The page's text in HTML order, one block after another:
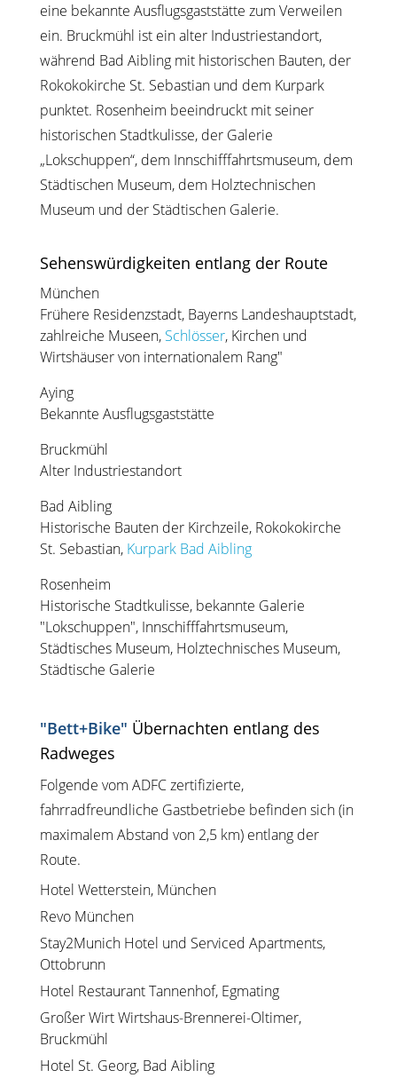
eine bekannte Ausflugsgaststätte zum Verweilen
ein. Bruckmühl ist ein alter Industriestandort,
während Bad Aibling mit historischen Bauten, der
Rokokokirche St. Sebastian und dem Kurpark
punktet. Rosenheim beeindruckt mit seiner
historischen Stadtkulisse, der Galerie
„Lokschuppen“, dem Innschifffahrtsmuseum, dem
Städtischen Museum, dem Holztechnischen
Museum und der Städtischen Galerie.
Sehenswürdigkeiten entlang der Route
München
Frühere Residenzstadt, Bayerns Landeshauptstadt,
zahlreiche Museen, Schlösser, Kirchen und
Wirtshäuser von internationalem Rang"
Aying
Bekannte Ausflugsgaststätte
Bruckmühl
Alter Industriestandort
Bad Aibling
Historische Bauten der Kirchzeile, Rokokokirche
St. Sebastian, Kurpark Bad Aibling
Rosenheim
Historische Stadtkulisse, bekannte Galerie
"Lokschuppen", Innschifffahrtsmuseum,
Städtisches Museum, Holztechnisches Museum,
Städtische Galerie
"Bett+Bike" Übernachten entlang des
Radweges
Folgende vom ADFC zertifizierte,
fahrradfreundliche Gastbetriebe befinden sich (in
maximalem Abstand von 2,5 km) entlang der
Route.
Hotel Wetterstein, München
Revo München
Stay2Munich Hotel und Serviced Apartments,
Ottobrunn
Hotel Restaurant Tannenhof, Egmating
Großer Wirt Wirtshaus-Brennerei-Oltimer,
Bruckmühl
Hotel St. Georg, Bad Aibling